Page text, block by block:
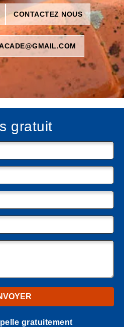
CONTACTEZ NOUS
gratuit
gratuitement